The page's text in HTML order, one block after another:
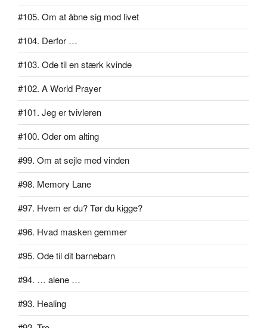
#105. Om at åbne sig mod livet
#104. Derfor …
#103. Ode til en stærk kvinde
#102. A World Prayer
#101. Jeg er tvivleren
#100. Oder om alting
#99. Om at sejle med vinden
#98. Memory Lane
#97. Hvem er du? Tør du kigge?
#96. Hvad masken gemmer
#95. Ode til dit barnebarn
#94. … alene …
#93. Healing